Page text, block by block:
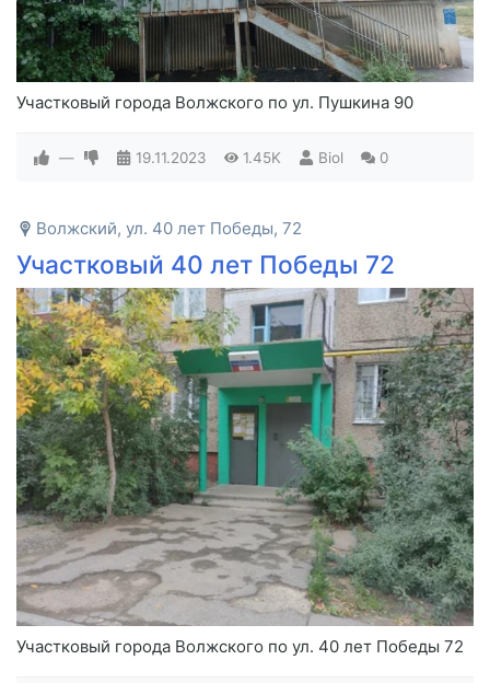
Участковый города Волжского по ул. Пушкина 90
— 19.11.2023 1.45K Biol 0
Волжский, ул. 40 лет Победы, 72
Участковый 40 лет Победы 72
Участковый города Волжского по ул. 40 лет Победы 72